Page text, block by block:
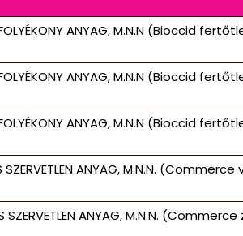
FOLYÉKONY ANYAG, M.N.N (Bioccid
FOLYÉKONY ANYAG, M.N.N (Bioccid
FOLYÉKONY ANYAG, M.N.N (Bioccid
SZERVETLEN ANYAG, M.N.N.
SZERVETLEN ANYAG, M.N.N.